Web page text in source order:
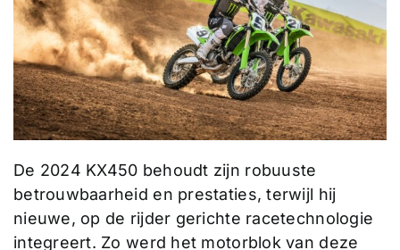
De 2024 KX450 behoudt zijn robuuste
betrouwbaarheid en prestaties, terwijl hij
nieuwe, op de rijder gerichte racetechnologie
integreert. Zo werd het motorblok van deze